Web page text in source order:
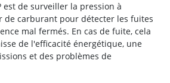
est de surveiller la pression à
carburant pour détecter les fuites
mal fermés. En cas de fuite, cela
de l'efficacité énergétique, une
et des problèmes de